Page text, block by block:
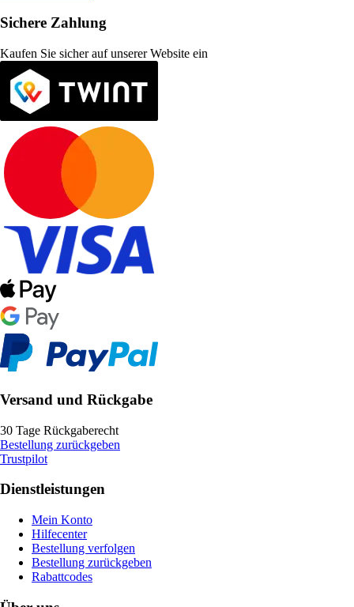
Sichere Zahlung
Kaufen Sie sicher auf unserer Website ein
Versand und Rückgabe
30 Tage Rückgaberecht
Bestellung zurückgeben
Trustpilot
Dienstleistungen
Mein Konto
Hilfecenter
Bestellung verfolgen
Bestellung zurückgeben
Rabattcodes